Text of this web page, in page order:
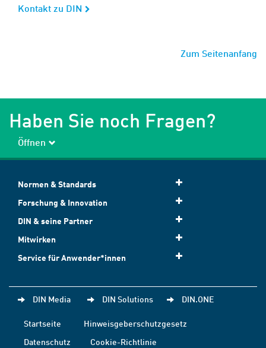
Kontakt zu DIN
Kontakt zu DIN
Zum Seitenanfang
Haben Sie noch Fragen?
Öffnen
Normen & Standards
Forschung & Innovation
DIN & seine Partner
Mitwirken
Service für Anwender*innen
DIN Media DIN Solutions DIN.ONE
Startseite
Hinweisgeberschutzgesetz
Datenschutz
Cookie-Richtlinie